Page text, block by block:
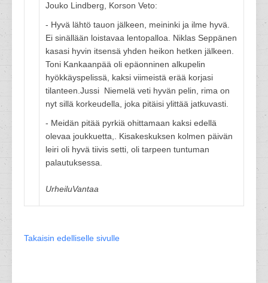
Jouko Lindberg, Korson Veto:
- Hyvä lähtö tauon jälkeen, meininki ja ilme hyvä.
Ei sinällään loistavaa lentopalloa. Niklas Seppänen
kasasi hyvin itsensä yhden heikon hetken jälkeen.
Toni Kankaanpää oli epäonninen alkupelin
hyökkäyspelissä, kaksi viimeistä erää korjasi
tilanteen.Jussi Niemelä veti hyvän pelin, rima on
nyt sillä korkeudella, joka pitäisi ylittää jatkuvasti.
- Meidän pitää pyrkiä ohittamaan kaksi edellä
olevaa joukkuetta,. Kisakeskuksen kolmen päivän
leiri oli hyvä tiivis setti, oli tarpeen tuntuman
palautuksessa.
UrheiluVantaa
Takaisin edelliselle sivulle